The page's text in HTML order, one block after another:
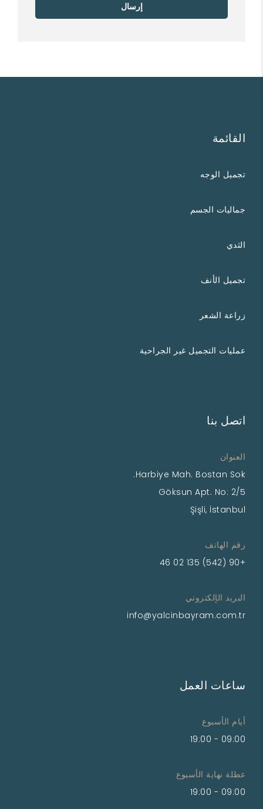
إرسال
القائمة
تجميل الوجه
جماليات الجسم
الثدي
تجميل الأنف
زراعة الشعر
عمليات التجميل غير الجراحية
اتصل بنا
العنوان
Harbiye Mah. Bostan Sok.
Göksun Apt. No: 2/5
Şişli, İstanbul
رقم الهاتف
+90 (542) 135 02 46
البريد الإلكتروني
info@yalcinbayram.com.tr
ساعات العمل
أيام الأسبوع
09:00 - 19:00
عطلة نهاية الأسبوع
09:00 - 19:00